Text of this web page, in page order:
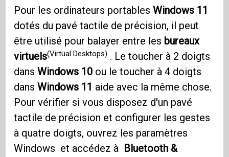
Pour les ordinateurs portablesWindows 11
dotés du pavé tactile de précision, il peut
être utilisé pour balayer entre les bureaux
virtuels(Virtual Desktops) . Le toucher à 2 doigts
dansWindows 10 ou le toucher à 4 doigts
dansWindows 11 aide avec la même chose.
Pour vérifier si vous disposez d'un pavé
tactile de précision et configurer les gestes
à quatre doigts, ouvrez les paramètres
Windows et accédez à Bluetooth &